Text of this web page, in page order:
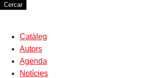
Cercar
Catàleg
Autors
Agenda
Notícies